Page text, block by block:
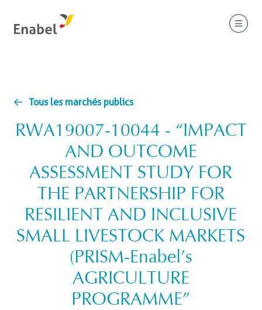
Tous les marchés publics
RWA19007-10044 - “IMPACT
AND OUTCOME
ASSESSMENT STUDY FOR
THE PARTNERSHIP FOR
RESILIENT AND INCLUSIVE
SMALL LIVESTOCK MARKETS
(PRISM-Enabel’s
AGRICULTURE
PROGRAMME”